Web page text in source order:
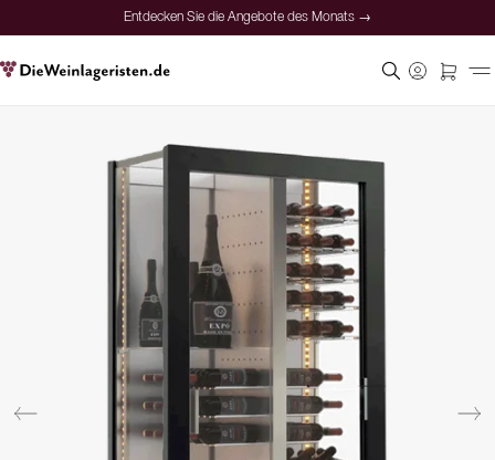
Entdecken Sie die Angebote des Monats →